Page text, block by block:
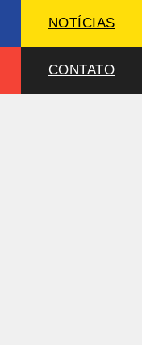
NOTÍCIAS
CONTATO